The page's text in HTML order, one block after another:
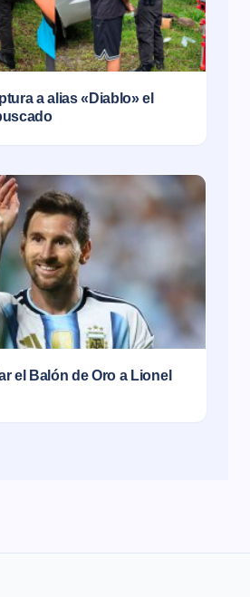
a alias «Diablo» el
el Balón de Oro a Lionel